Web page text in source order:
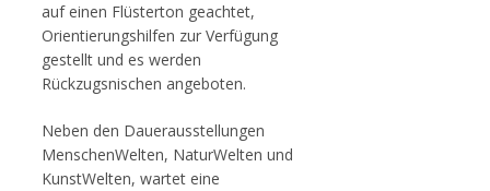
auf einen Flüsterton geachtet,
Orientierungshilfen zur Verfügung
gestellt und es werden
Rückzugsnischen angeboten.
Neben den Dauerausstellungen
MenschenWelten, NaturWelten und
KunstWelten, wartet eine